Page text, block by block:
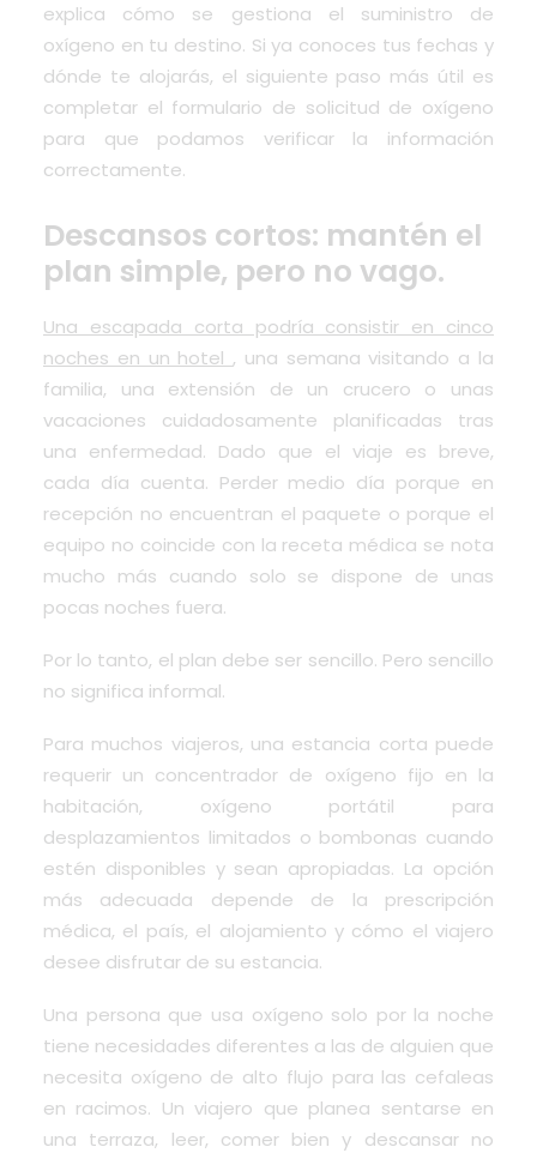
explica cómo se gestiona el suministro de
oxígeno en tu destino. Si ya conoces tus fechas y
dónde te alojarás, el siguiente paso más útil es
completar el formulario de solicitud de oxígeno
para que podamos verificar la información
correctamente.
Descansos cortos: mantén el
plan simple, pero no vago.
Una escapada corta podría consistir en cinco
noches en un hotel , una semana visitando a la
familia, una extensión de un crucero o unas
vacaciones cuidadosamente planificadas tras
una enfermedad. Dado que el viaje es breve,
cada día cuenta. Perder medio día porque en
recepción no encuentran el paquete o porque el
equipo no coincide con la receta médica se nota
mucho más cuando solo se dispone de unas
pocas noches fuera.
Por lo tanto, el plan debe ser sencillo. Pero sencillo
no significa informal.
Para muchos viajeros, una estancia corta puede
requerir un concentrador de oxígeno fijo en la
habitación, oxígeno portátil para
desplazamientos limitados o bombonas cuando
estén disponibles y sean apropiadas. La opción
más adecuada depende de la prescripción
médica, el país, el alojamiento y cómo el viajero
desee disfrutar de su estancia.
Una persona que usa oxígeno solo por la noche
tiene necesidades diferentes a las de alguien que
necesita oxígeno de alto flujo para las cefaleas
en racimos. Un viajero que planea sentarse en
una terraza, leer, comer bien y descansar no